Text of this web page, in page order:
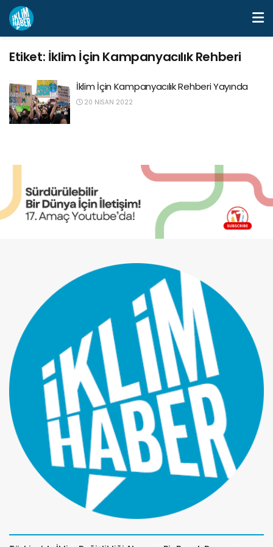
Etiket: İklim İçin Kampanyacılık Rehberi
İklim İçin Kampanyacılık Rehberi Yayında
20 NISAN 2022